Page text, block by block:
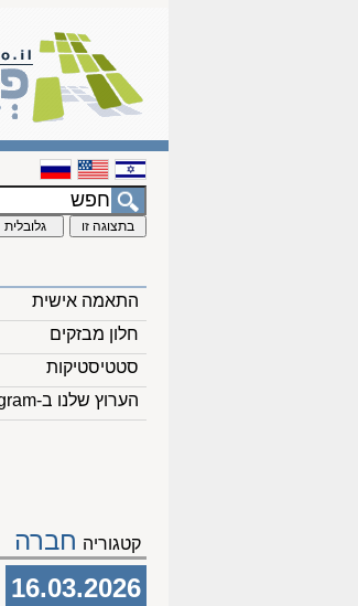
התאמה אישית
חלון מבזקים
סטטיסטיקות
הערוץ שלנו ב-Telegram
קטגוריה חברה
16.03.2026